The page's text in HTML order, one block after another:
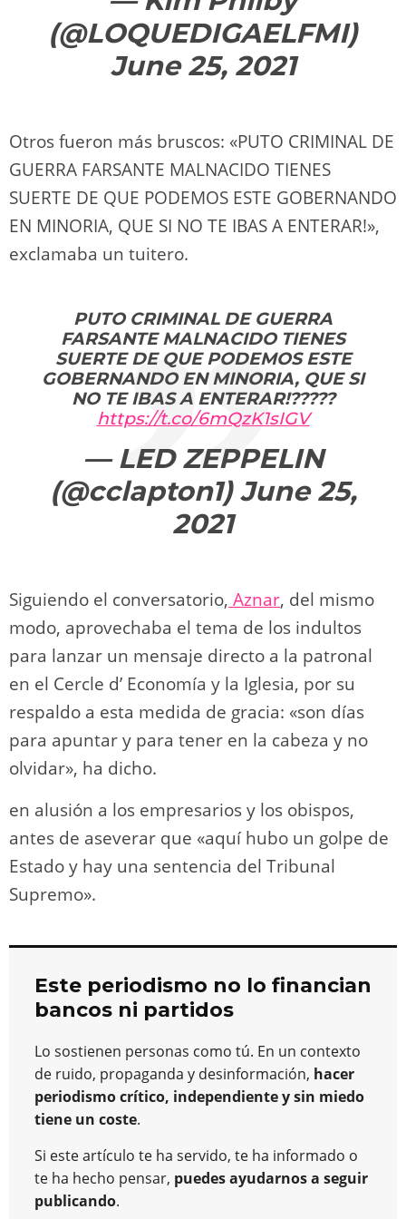
(@LOQUEDIGAELFMI)
June 25, 2021
Otros fueron más bruscos: «PUTO CRIMINAL DE
GUERRA FARSANTE MALNACIDO TIENES
SUERTE DE QUE PODEMOS ESTE GOBERNANDO
EN MINORIA, QUE SI NO TE IBAS A ENTERAR!»,
exclamaba un tuitero.
PUTO CRIMINAL DE GUERRA
FARSANTE MALNACIDO TIENES
SUERTE DE QUE PODEMOS ESTE
GOBERNANDO EN MINORIA, QUE SI
NO TE IBAS A ENTERAR!?????
https://t.co/6mQzK1sIGV
— LED ZEPPELIN
(@cclapton1)June 25,
2021
Siguiendo el conversatorio, Aznar, del mismo
modo, aprovechaba el tema de los indultos
para lanzar un mensaje directo a la patronal
en el Cercle d’ Economía y la Iglesia, por su
respaldo a esta medida de gracia: «son días
para apuntar y para tener en la cabeza y no
olvidar», ha dicho.
en alusión a los empresarios y los obispos,
antes de aseverar que «aquí hubo un golpe de
Estado y hay una sentencia del Tribunal
Supremo».
Este periodismo no lo financian
bancos ni partidos
Lo sostienen personas como tú. En un contexto
de ruido, propaganda y desinformación, hacer
periodismo crítico, independiente y sin miedo
tiene un coste.
Si este artículo te ha servido, te ha informado o
te ha hecho pensar, puedes ayudarnos a seguir
publicando.